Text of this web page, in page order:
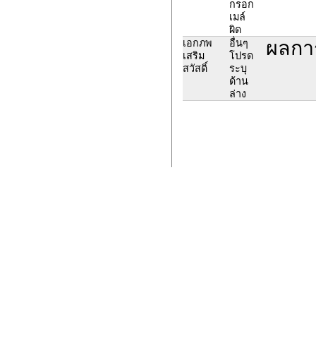
กรอก
เมล์
ผิด
เอกภพ
เสริม
สวัสดิ์
อื่นๆ
โปรด
ระบุ
ด้าน
ล่าง
ผลก